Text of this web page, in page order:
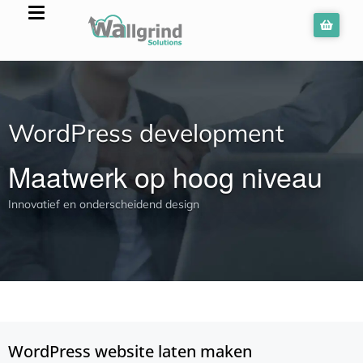
WordPress development
Maatwerk op hoog niveau
Innovatief en onderscheidend design
WordPress website laten maken